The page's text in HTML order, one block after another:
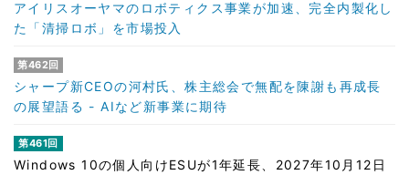
アイリスオーヤマのロボティクス事業が加速、完全内製化し
た「清掃ロボ」を市場投入
第462回
シャープ新CEOの河村氏、株主総会で無配を陳謝も再成長
の展望語る - AIなど新事業に期待
第461回
Windows 10の個人向けESUが1年延長、2027年10月12日